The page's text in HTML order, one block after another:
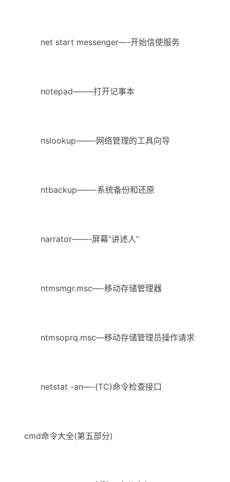
net start messenger—-开始信使服务
notepad——–打开记事本
nslookup——-网络管理的工具向导
ntbackup——-系统备份和还原
narrator——-屏幕“讲述人”
ntmsmgr.msc—-移动存储管理器
ntmsoprq.msc—移动存储管理员操作请求
netstat -an—-(TC)命令检查接口
cmd命令大全(第五部分)